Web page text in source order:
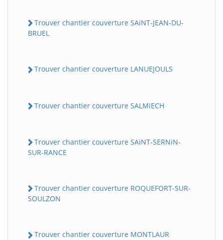
Trouver chantier couverture SAiNT-JEAN-DU-
BRUEL
Trouver chantier couverture LANUEJOULS
Trouver chantier couverture SALMiECH
Trouver chantier couverture SAiNT-SERNiN-
SUR-RANCE
Trouver chantier couverture ROQUEFORT-SUR-
SOULZON
Trouver chantier couverture MONTLAUR